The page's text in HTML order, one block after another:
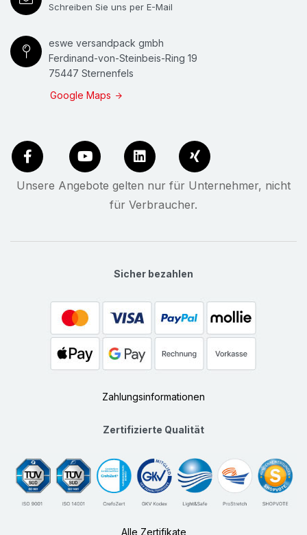
Schreiben Sie uns per E-Mail
eswe versandpack gmbh
Ferdinand-von-Steinbeis-Ring 19
75447 Sternenfels
Google Maps
Unsere Angebote gelten nur für Unternehmer, nicht
für Verbraucher.
Sicher bezahlen
Zahlungsinformationen
Zertifizierte Qualität
Alle Zertifikate